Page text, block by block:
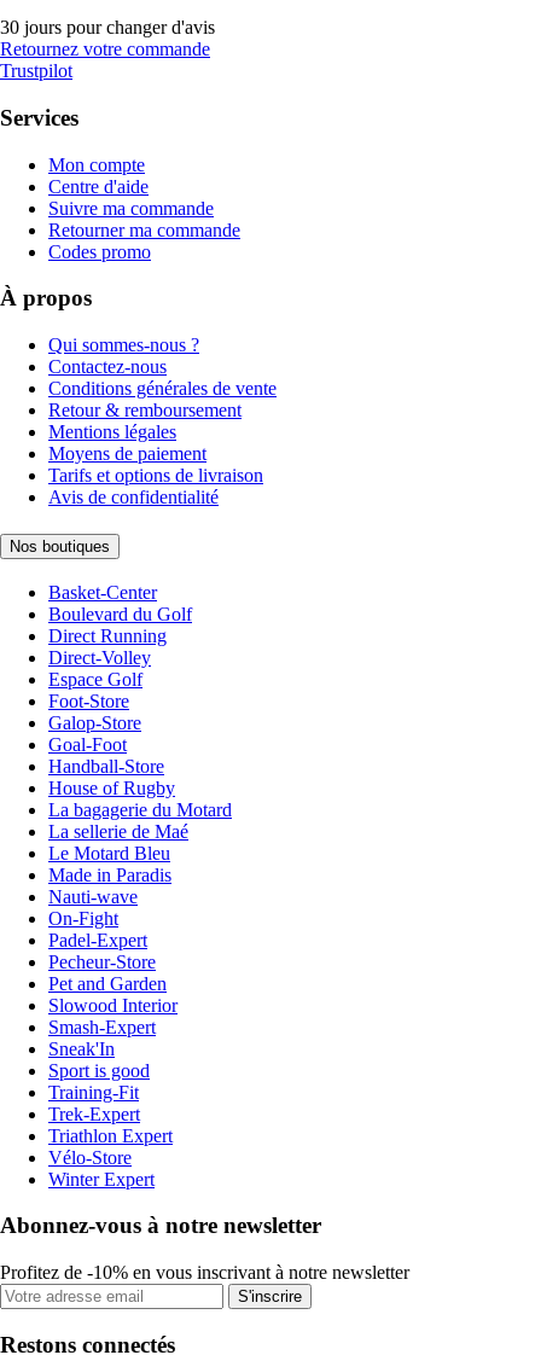
30 jours pour changer d'avis
Retournez votre commande
Trustpilot
Services
Mon compte
Centre d'aide
Suivre ma commande
Retourner ma commande
Codes promo
À propos
Qui sommes-nous ?
Contactez-nous
Conditions générales de vente
Retour & remboursement
Mentions légales
Moyens de paiement
Tarifs et options de livraison
Avis de confidentialité
Nos boutiques
Basket-Center
Boulevard du Golf
Direct Running
Direct-Volley
Espace Golf
Foot-Store
Galop-Store
Goal-Foot
Handball-Store
House of Rugby
La bagagerie du Motard
La sellerie de Maé
Le Motard Bleu
Made in Paradis
Nauti-wave
On-Fight
Padel-Expert
Pecheur-Store
Pet and Garden
Slowood Interior
Smash-Expert
Sneak'In
Sport is good
Training-Fit
Trek-Expert
Triathlon Expert
Vélo-Store
Winter Expert
Abonnez-vous à notre newsletter
Profitez de -10% en vous inscrivant à notre newsletter
S'inscrire
Restons connectés